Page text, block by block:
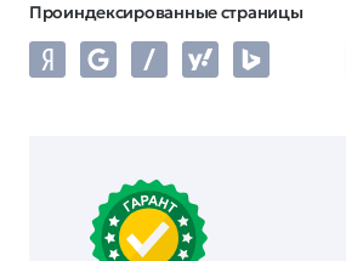
Проиндексированные страницы